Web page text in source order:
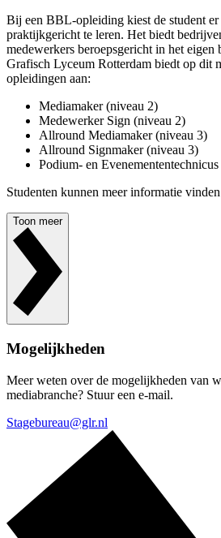
Bij een BBL-opleiding kiest de student
praktijkgericht te leren. Het biedt
medewerkers beroepsgericht in het
Grafisch Lyceum Rotterdam biedt op dit
opleidingen aan:
Mediamaker (niveau 2)
Medewerker Sign (niveau 2)
Allround Mediamaker (niveau 3)
Allround Signmaker (niveau 3)
Podium- en
Studenten kunnen meer informatie
Toon meer
Mogelijkheden
Meer weten over de mogelijkheden van
mediabranche? Stuur een e-mail.
Stagebureau@glr.nl